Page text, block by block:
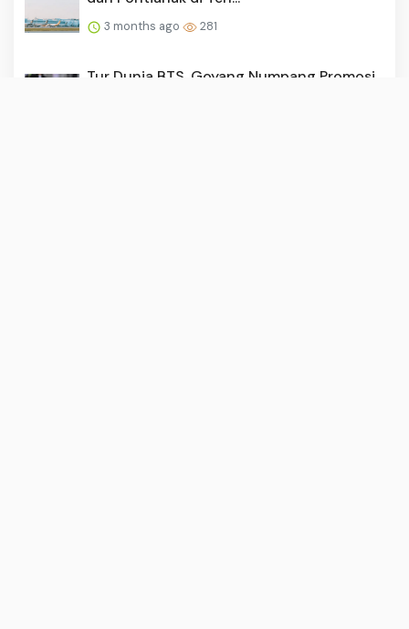
3 months ago 281
Tur Dunia BTS, Goyang Numpang Promosi